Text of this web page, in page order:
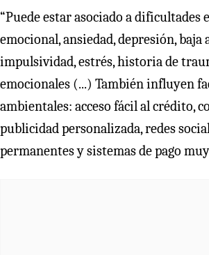
“Puede estar asociado a dificultades
emocional, ansiedad, depresión, baja
impulsividad, estrés, historia de
emocionales (...) También influyen
ambientales: acceso fácil al crédito,
publicidad personalizada, redes
permanentes y sistemas de pago